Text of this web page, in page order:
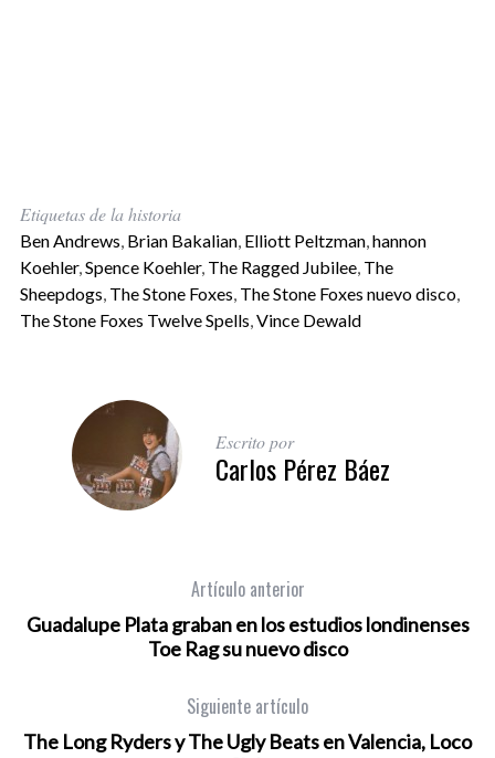
Etiquetas de la historia
Ben Andrews, Brian Bakalian, Elliott Peltzman,hannon
Koehler,Spence Koehler, The Ragged Jubilee, The
Sheepdogs, The Stone Foxes, The Stone Foxes nuevo disco,
The Stone Foxes Twelve Spells,Vince Dewald
Escrito por
Carlos Pérez Báez
Artículo anterior
Guadalupe Plata graban en los estudios londinenses
Toe Rag su nuevo disco
Siguiente artículo
The Long Ryders y The Ugly Beats en Valencia, Loco